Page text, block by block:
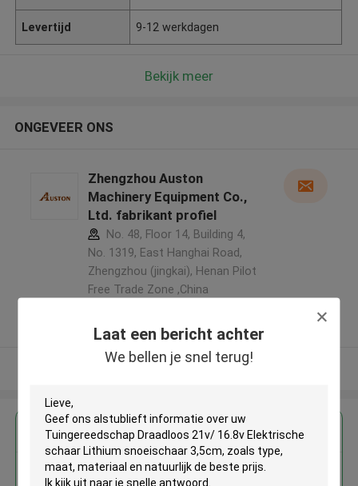
Laat een bericht achter
We bellen je snel terug!
Levertijd 9-12 werkdagen
Bekijk meer
ONGEVEER ONS
Zhengzhou Auston
Machinery Equipment Co.,
Ltd. fabrikant profiel
No. 48, Floor 14, Building 4,
No. 1319, East Hanghai Road,
Zhengzhou (jingkai), Henan Pilot
Free Trade Zone ,China
Geverifieerde Leverancier
Bekijk meer
Krijg de beste prijs voor
Tuingereedschap Draadloos